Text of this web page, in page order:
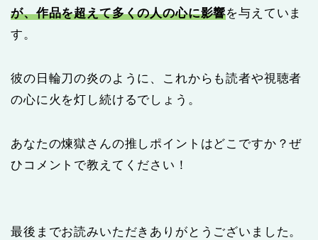
が、作品を超えて多くの人の心に影響を与えていま
す。
彼の日輪刀の炎のように、これからも読者や視聴者
の心に火を灯し続けるでしょう。
あなたの煉獄さんの推しポイントはどこですか？ぜ
ひコメントで教えてください！
最後までお読みいただきありがとうございました。